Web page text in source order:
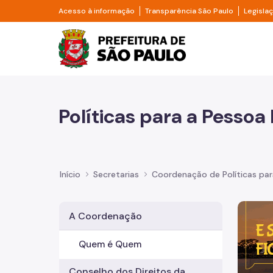
Pular para o Conteúdo principal
Acesso à informação Divisor de acesso à informação
Transparência São Paulo Divisor
Prefeitura de São
Políticas para a Pessoa
Início Secretarias Coordenação de Políticas
A Coordenação
Quem é Quem